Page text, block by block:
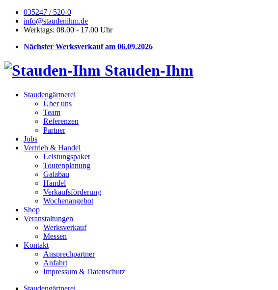
035247 / 520-0
info@staudenihm.de
Werktags: 08.00 - 17.00 Uhr
Nächster Werksverkauf am 06.09.2026
Stauden-Ihm
Staudengärtnerei
Über uns
Team
Referenzen
Partner
Jobs
Vertrieb & Handel
Leistungspaket
Tourenplanung
Galabau
Handel
Verkaufsförderung
Wochenangebot
Shop
Veranstaltungen
Werksverkauf
Messen
Kontakt
Ansprechpartner
Anfahrt
Impressum & Datenschutz
Staudengärtnerei